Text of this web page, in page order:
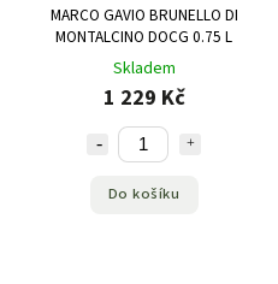
MARCO GAVIO BRUNELLO DI
MONTALCINO DOCG 0.75 L
Skladem
1 229 Kč
Do košíku